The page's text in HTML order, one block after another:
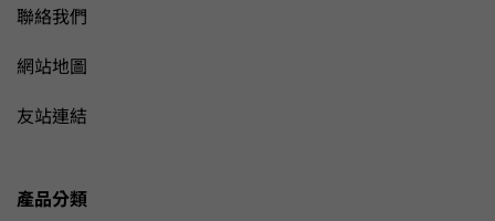
聯絡我們
網站地圖
友站連結
產品分類